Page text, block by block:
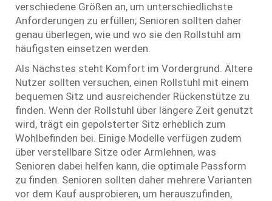
verschiedene Größen an, um unterschiedlichste
Anforderungen zu erfüllen; Senioren sollten daher
genau überlegen, wie und wo sie den Rollstuhl am
häufigsten einsetzen werden.
Als Nächstes steht Komfort im Vordergrund. Ältere
Nutzer sollten versuchen, einen Rollstuhl mit einem
bequemen Sitz und ausreichender Rückenstütze zu
finden. Wenn der Rollstuhl über längere Zeit genutzt
wird, trägt ein gepolsterter Sitz erheblich zum
Wohlbefinden bei. Einige Modelle verfügen zudem
über verstellbare Sitze oder Armlehnen, was
Senioren dabei helfen kann, die optimale Passform
zu finden. Senioren sollten daher mehrere Varianten
vor dem Kauf ausprobieren, um herauszufinden,